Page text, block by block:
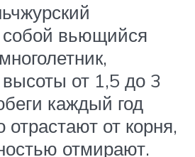
собой вьющийся
от 1,5 до 3
каждый год
отрастают от корня,
отмирают.